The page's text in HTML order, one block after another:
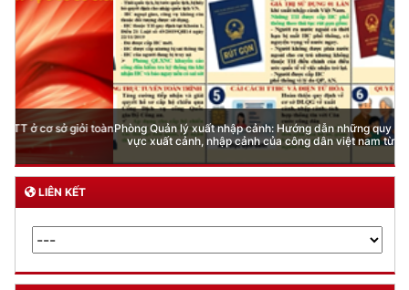
Phòng Quản lý xuất nhập cảnh: Hướng dẫn những quy định mới trong lĩnh
vực xuất cảnh, nhập cảnh của công dân việt nam từ ngày 01/7/2026
LIÊN KẾT